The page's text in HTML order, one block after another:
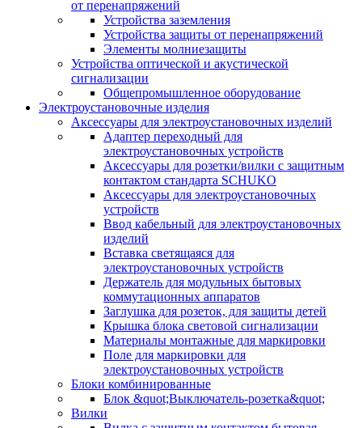
от перенапряжений
Устройства заземления
Устройства защиты от перенапряжений
Элементы молниезащиты
Устройства оптической и акустической
сигнализации
Общепромышленное оборудование
Электроустановочные изделия
Аксессуары для электроустановочных изделий
Адаптер переходный для
электроустановочных устройств
Аксессуары для розетки/вилки с защитным
контактом стандарта SCHUKO
Аксессуары для электроустановочных
устройств
Ввод кабельный для электроустановочных
изделий
Вставка светящаяся для
электроустановочных устройств
Держатель для модульных бытовых
коммутационных аппаратов
Заглушка для розеток, для защиты детей
Крышка блока световой сигнализации
Материалы монтажные для маркировки
Поле для маркировки для
электроустановочных устройств
Блоки комбинированные
Блок &quot;Выключатель-розетка&quot;
Вилки